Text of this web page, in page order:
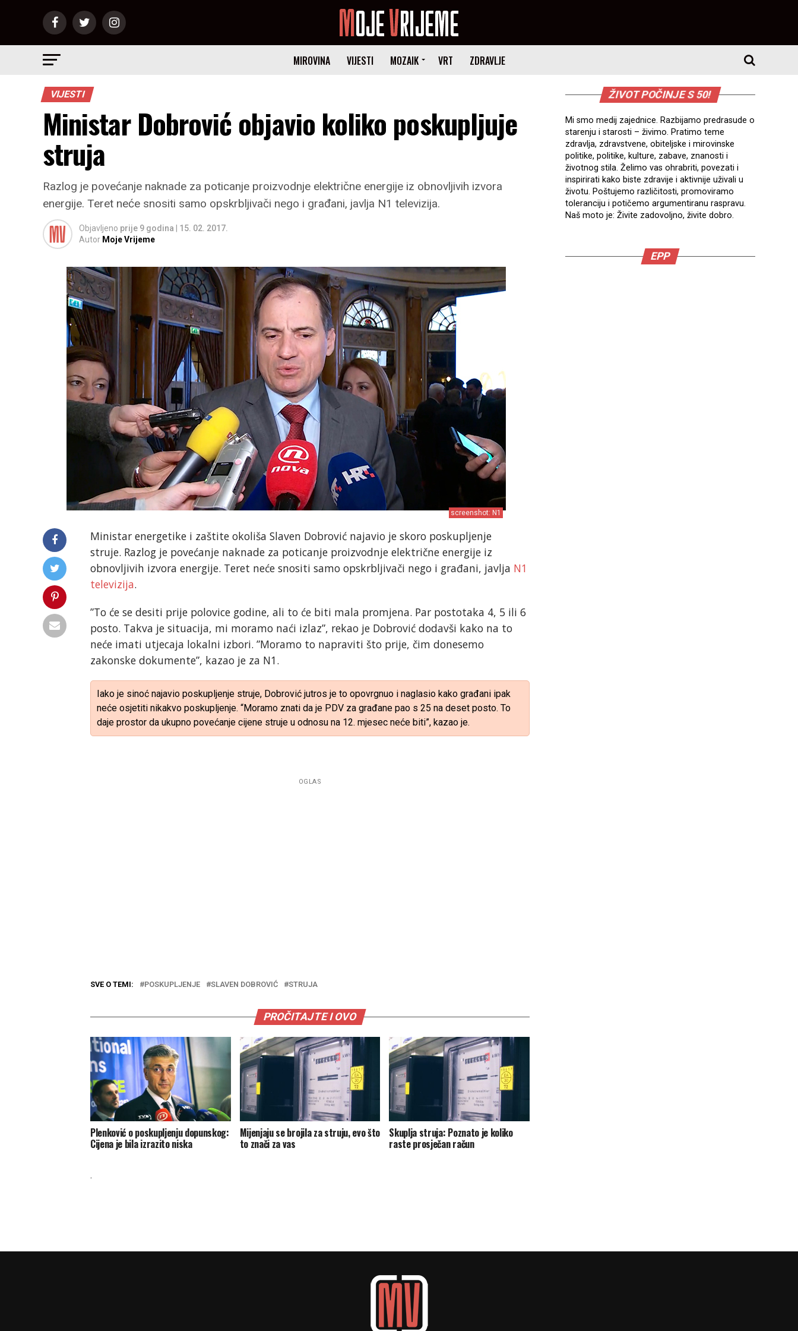
MIROVINA VIJESTI MOZAIK VRT ZDRAVLJE
VIJESTI
Ministar Dobrović objavio koliko poskupljuje
struja
Razlog je povećanje naknade za poticanje proizvodnje električne energije iz obnovljivih izvora
energije. Teret neće snositi samo opskrbljivači nego i građani, javlja N1 televizija.
Objavljeno prije 9 godina
15. 02. 2017.
Autor Moje Vrijeme
screenshot: N1
Ministar energetike i zaštite okoliša Slaven Dobrović najavio je skoro poskupljenje
struje. Razlog je povećanje naknade za poticanje proizvodnje električne energije iz
obnovljivih izvora energije. Teret neće snositi samo opskrbljivači nego i građani, javlja N1
televizija.
”To će se desiti prije polovice godine, ali to će biti mala promjena. Par postotaka 4, 5 ili 6
posto. Takva je situacija, mi moramo naći izlaz”, rekao je Dobrović dodavši kako na to
neće imati utjecaja lokalni izbori. ”Moramo to napraviti što prije, čim donesemo
zakonske dokumente”, kazao je za N1.
Iako je sinoć najavio poskupljenje struje, Dobrović jutros je to opovrgnuo i naglasio kako građani ipak
neće osjetiti nikakvo poskupljenje. “Moramo znati da je PDV za građane pao s 25 na deset posto. To
daje prostor da ukupno povećanje cijene struje u odnosu na 12. mjesec neće biti”, kazao je.
OGLAS
SVE O TEMI: POSKUPLJENJE SLAVEN DOBROVIĆ STRUJA
PROČITAJTE I OVO
Plenković o poskupljenju dopunskog:
Cijena je bila izrazito niska
Mijenjaju se brojila za struju, evo što
to znači za vas
Skuplja struja: Poznato je koliko
raste prosječan račun
.
ŽIVOT POČINJE S 50!
Mi smo medij zajednice. Razbijamo predrasude o
starenju i starosti – živimo. Pratimo teme
zdravlja, zdravstvene, obiteljske i mirovinske
politike, politike, kulture, zabave, znanosti i
životnog stila. Želimo vas ohrabriti, povezati i
inspirirati kako biste zdravije i aktivnije uživali u
životu. Poštujemo različitosti, promoviramo
toleranciju i potičemo argumentiranu raspravu.
Naš moto je: Živite zadovoljno, živite dobro.
EPP